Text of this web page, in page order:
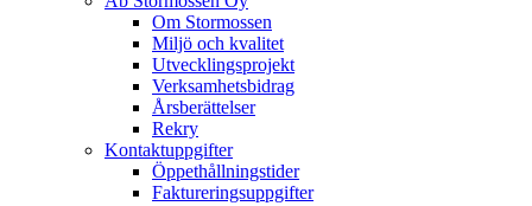
Om Stormossen
Miljö och kvalitet
Utvecklingsprojekt
Verksamhetsbidrag
Årsberättelser
Rekry
Kontaktuppgifter
Öppethållningstider
Faktureringsuppgifter